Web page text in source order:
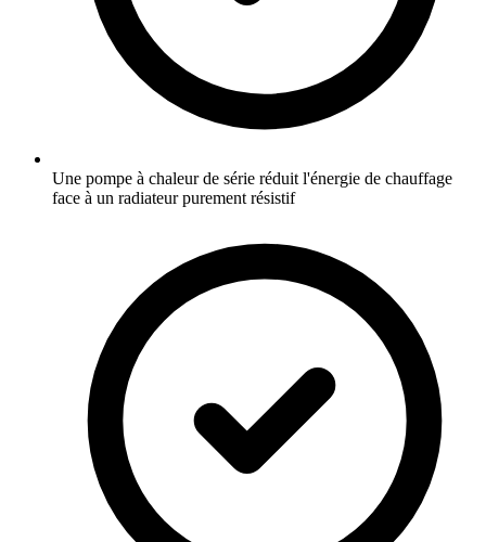
Une pompe à chaleur de série réduit l'énergie de chauffage
face à un radiateur purement résistif